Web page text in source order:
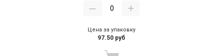
Цена за упаковку
97.50 руб